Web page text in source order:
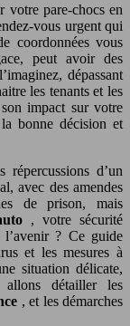
votre pare-chocs en
vous urgent qui
coordonnées vous
peut avoir des
dépassant
les tenants et les
impact sur votre
bonne décision et
répercussions d’un
avec des amendes
de prison, mais
, votre sécurité
? Ce guide
et les mesures à
situation délicate,
allons détailler les
, et les démarches